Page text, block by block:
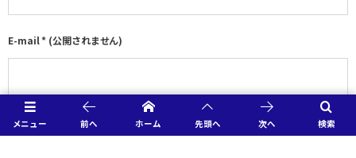
E-mail* (公開されません)
URL
メニュー 検索
前へ ホーム 先頭へ 次へ